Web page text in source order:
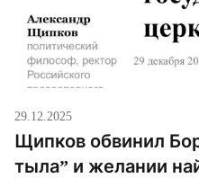
29.12.2025
Щипков обвинил
тыла” и желании